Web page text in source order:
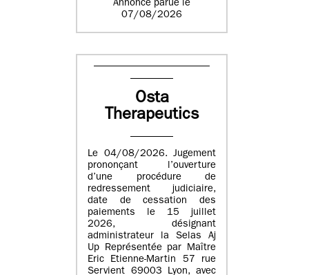
Annonce parue le
07/08/2026
Osta
Therapeutics
Le 04/08/2026. Jugement
prononçant l’ouverture
d’une procédure de
redressement judiciaire,
date de cessation des
paiements le 15 juillet
2026, désignant
administrateur la Selas Aj
Up Représentée par Maître
Eric Etienne-Martin 57 rue
Servient 69003 Lyon, avec